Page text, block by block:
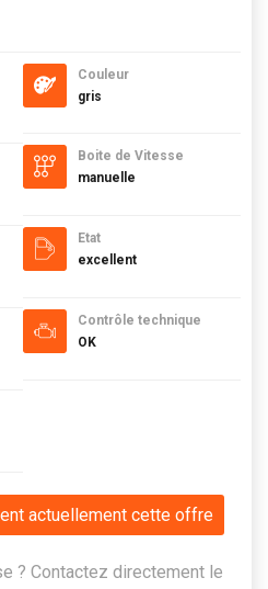
Couleur
gris
Boite de Vitesse
manuelle
Etat
excellent
Contrôle technique
OK
actuellement cette offre
? Contactez directement le